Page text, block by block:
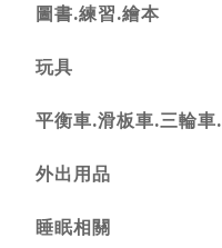
圖書.練習.繪本
玩具
平衡車.滑板車.三輪車
外出用品
睡眠相關